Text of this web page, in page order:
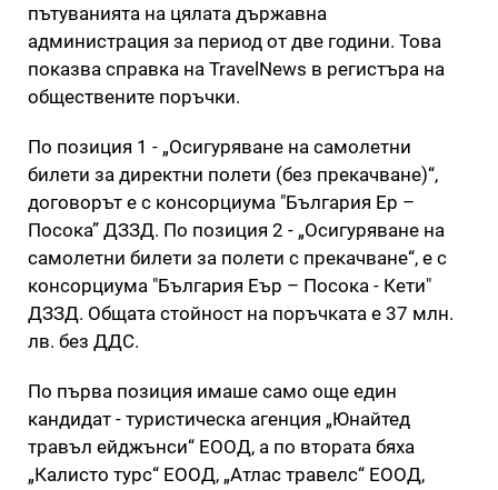
пътуванията на цялата държавна
администрация за период от две години. Това
показва справка на TravelNews в регистъра на
обществените поръчки.
По позиция 1 - „Осигуряване на самолетни
билети за директни полети (без прекачване)“,
договорът е с консорциума "България Ер –
Посока” ДЗЗД. По позиция 2 - „Осигуряване на
самолетни билети за полети с прекачване“, е с
консорциума "България Еър – Посока - Кети"
ДЗЗД. Общата стойност на поръчката е 37 млн.
лв. без ДДС.
По първа позиция имаше само още един
кандидат - туристическа агенция „Юнайтед
травъл ейджънси“ ЕООД, а по втората бяха
„Калисто турс“ ЕООД, „Атлас травелс“ ЕООД,